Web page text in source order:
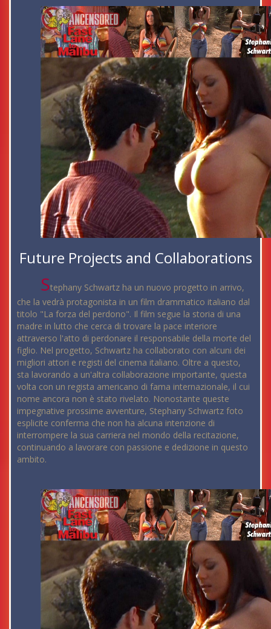
Future Projects and Collaborations
Stephany Schwartz ha un nuovo progetto in arrivo,
che la vedrà protagonista in un film drammatico italiano dal
titolo "La forza del perdono". Il film segue la storia di una
madre in lutto che cerca di trovare la pace interiore
attraverso l'atto di perdonare il responsabile della morte del
figlio. Nel progetto, Schwartz ha collaborato con alcuni dei
migliori attori e registi del cinema italiano. Oltre a questo,
sta lavorando a un'altra collaborazione importante, questa
volta con un regista americano di fama internazionale, il cui
nome ancora non è stato rivelato. Nonostante queste
impegnative prossime avventure, Stephany Schwartz foto
esplicite conferma che non ha alcuna intenzione di
interrompere la sua carriera nel mondo della recitazione,
continuando a lavorare con passione e dedizione in questo
ambito.